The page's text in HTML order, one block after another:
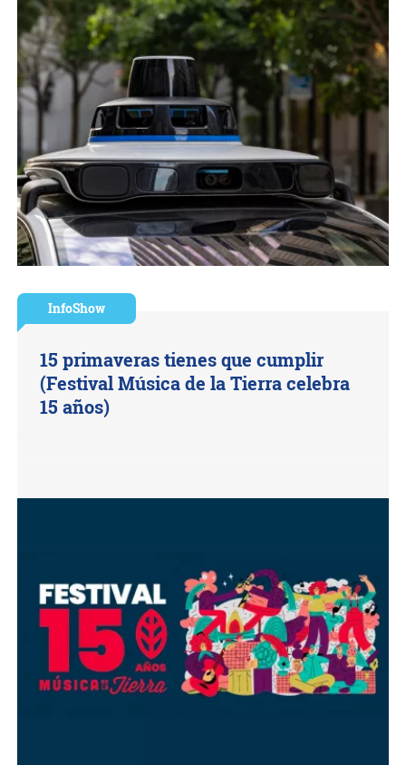
InfoShow
15 primaveras tienes que cumplir
(Festival Música de la Tierra celebra
15 años)